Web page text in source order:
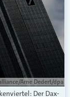
Arne Dedert/dpa
Der Dax-